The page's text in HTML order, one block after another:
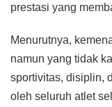
prestasi yang
Menurutnya,
namun yang tidak
sportivitas, disiplin,
oleh seluruh atlet